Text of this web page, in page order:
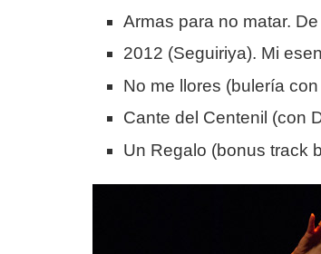
Armas para no matar.
2012 (Seguiriya). Mi
No me llores (bulería
Cante del Centenil (con
Un Regalo (bonus track